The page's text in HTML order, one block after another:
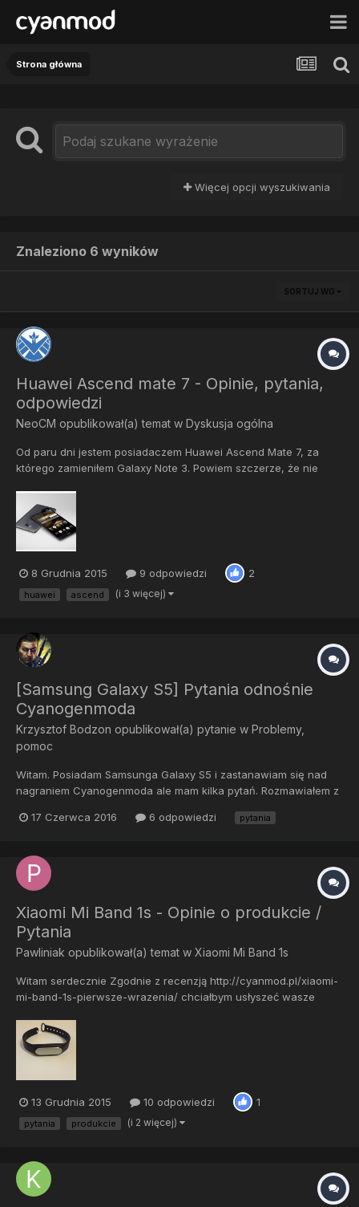
Strona główna
Więcej opcji wyszukiwania
Znaleziono 6 wyników
SORTUJ WG
Huawei Ascend mate 7 - Opinie, pytania,
odpowiedzi
NeoCM opublikował(a) temat w Dyskusja ogólna
Od paru dni jestem posiadaczem Huawei Ascend Mate 7, za
którego zamieniłem Galaxy Note 3. Powiem szczerze, że nie
2 miesięcznego sprzętu. Nie chcę tworzyć recenzji, a...
8 Grudnia 2015 9 odpowiedzi 2
huawei ascend (i 3 więcej)
[Samsung Galaxy S5] Pytania odnośnie
Cyanogenmoda
Krzysztof Bodzon opublikował(a) pytanie w Problemy,
pomoc
Witam. Posiadam Samsunga Galaxy S5 i zastanawiam się nad
nagraniem Cyanogenmoda ale mam kilka pytań. Rozmawiałem z
pytania: 1) Czy cyanogenmod jest już odgórnie z rootem? 2) Czy
17 Czerwca 2016 6 odpowiedzi pytania
Xiaomi Mi Band 1s - Opinie o produkcie /
Pytania
Pawliniak opublikował(a) temat w Xiaomi Mi Band 1s
Witam serdecznie Zgodnie z recenzją http://cyanmod.pl/xiaomi-
mi-band-1s-pierwsze-wrazenia/ chciałbym usłyszeć wasze
w związku do opaski chętnie odpowiem.
13 Grudnia 2015 10 odpowiedzi 1
pytania produkcie (i 2 więcej)